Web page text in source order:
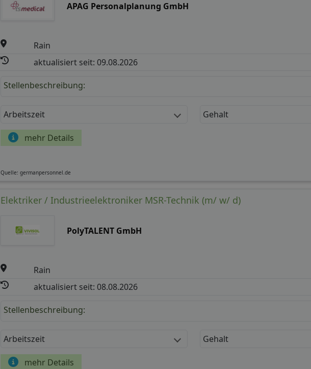
APAG Personalplanung GmbH
Rain
aktualisiert seit: 09.08.2026
Stellenbeschreibung:
Arbeitszeit Gehalt
mehr Details
Quelle: germanpersonnel.de
Elektriker / Industrieelektroniker MSR-Technik (m/ w/ d)
PolyTALENT GmbH
Rain
aktualisiert seit: 08.08.2026
Stellenbeschreibung:
Arbeitszeit Gehalt
mehr Details